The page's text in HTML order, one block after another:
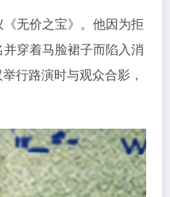
无价之宝》。他因为拒
并穿着马脸裙子而陷入消
行路演时与观众合影，